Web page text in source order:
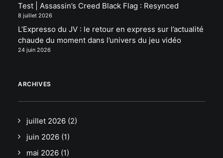
Test | Assassin’s Creed Black Flag : Resynced
8 juillet 2026
L’Expresso du JV : le retour en express sur l’actualité
chaude du moment dans l’univers du jeu vidéo
24 juin 2026
ARCHIVES
juillet 2026 (2)
juin 2026 (1)
mai 2026 (1)